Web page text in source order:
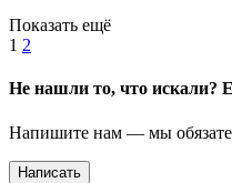
Показать ещё
1 2
Не нашли то, что искали?
Напишите нам — мы
Написать